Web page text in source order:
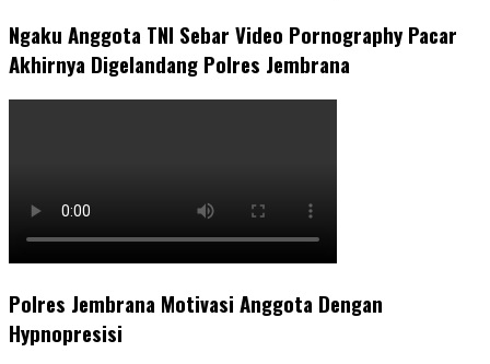
Ngaku Anggota TNI Sebar Video Pornography Pacar
Akhirnya Digelandang Polres Jembrana
Polres Jembrana Motivasi Anggota Dengan
Hypnopresisi